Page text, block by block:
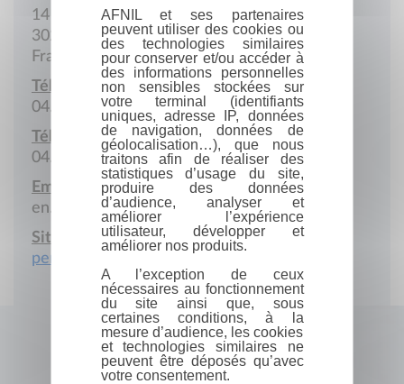
14 Rue Flamande
30250 Sommières
France
Téléphone :
04.66.77.54.85
Télécopie :
04.66.80.31.89
Email :
en.vue@wanadoo.fr
Site Internet :
perso.wanadoo.fr/en.vue
AFNIL et ses partenaires
peuvent utiliser des cookies ou
des technologies similaires
pour conserver et/ou accéder à
des informations personnelles
non sensibles stockées sur
votre terminal (identifiants
uniques, adresse IP, données
de navigation, données de
géolocalisation…), que nous
traitons afin de réaliser des
statistiques d’usage du site,
produire des données
d’audience, analyser et
améliorer l’expérience
utilisateur, développer et
améliorer nos produits.
A l’exception de ceux
nécessaires au fonctionnement
du site ainsi que, sous
certaines conditions, à la
mesure d’audience, les cookies
et technologies similaires ne
peuvent être déposés qu’avec
votre consentement.